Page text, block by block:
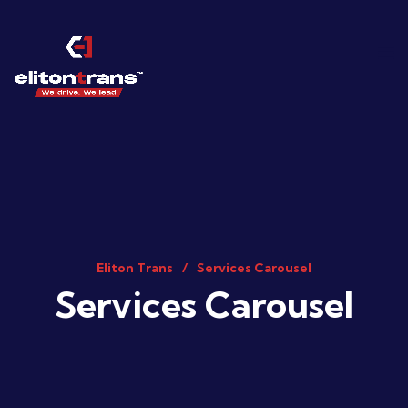
Eliton Trans Services Carousel
Services Carousel